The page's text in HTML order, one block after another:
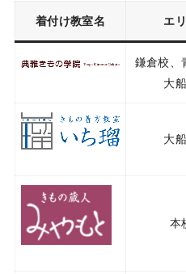
着付け教室名 エ
鎌倉校、
大
大
本